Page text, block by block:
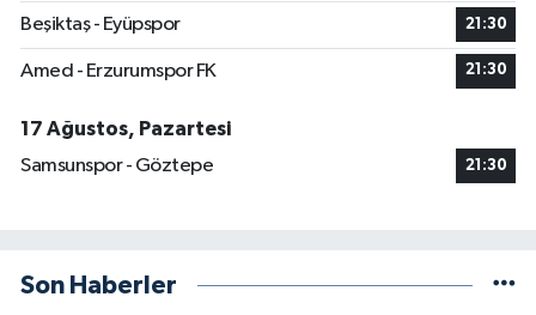
Beşiktaş - Eyüpspor 21:30
Amed - Erzurumspor FK 21:30
17 Ağustos, Pazartesi
Samsunspor - Göztepe
21:30
Son Haberler